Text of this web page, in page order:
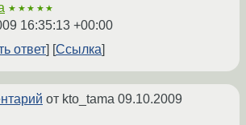
★★★★★
16:35:13 +00:00
ответ
Ссылка
от kto_tama 09.10.2009